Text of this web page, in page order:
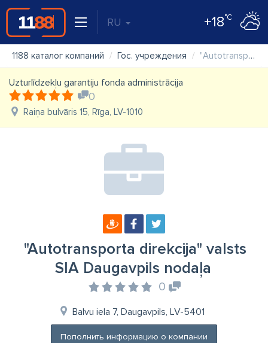
RU +18°C
1188 каталог компаний Гос. учреждения "Autotransporta direkcija" valsts SIA Daugavpils nodaļa
Uzturlīdzekļu garantiju fonda administrācija
0
Raiņa bulvāris 15, Rīga, LV-1010
"Autotransporta direkcija" valsts
SIA Daugavpils nodaļa
0
Balvu iela 7, Daugavpils, LV-5401
Пополнить информацию о компании